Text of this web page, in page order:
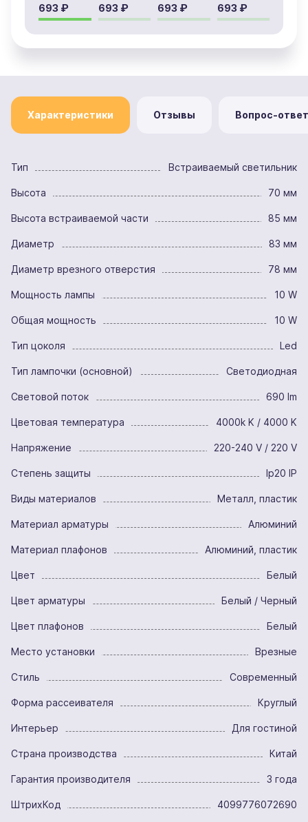
693 ₽ 693 ₽ 693 ₽ 693 ₽
Характеристики Отзывы Вопрос-ответ
Тип Встраиваемый светильник
Высота 70 мм
Высота встраиваемой части 85 мм
Диаметр 83 мм
Диаметр врезного отверстия 78 мм
Мощность лампы 10 W
Общая мощность 10 W
Тип цоколя Led
Тип лампочки (основной) Светодиодная
Световой поток 690 lm
Цветовая температура 4000k K / 4000 K
Напряжение 220-240 V / 220 V
Степень защиты Ip20 IP
Виды материалов Металл, пластик
Материал арматуры Алюминий
Материал плафонов Алюминий, пластик
Цвет Белый
Цвет арматуры Белый / Черный
Цвет плафонов Белый
Место установки Врезные
Стиль Современный
Форма рассеивателя Круглый
Интерьер Для гостиной
Страна производства Китай
Гарантия производителя 3 года
ШтрихКод 4099776072690